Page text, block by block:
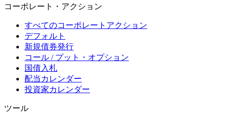
コーポレート・アクション
すべてのコーポレートアクション
デフォルト
新規債券発行
コール / プット・オプション
国債入札
配当カレンダー
投資家カレンダー
ツール